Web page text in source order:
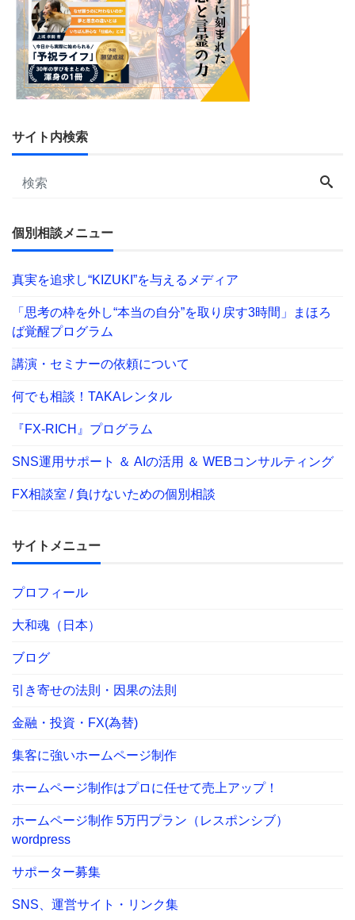
サイト内検索
個別相談メニュー
真実を追求し“KIZUKI”を与えるメディア
「思考の枠を外し“本当の自分”を取り戻す3時間」まほろ
ば覚醒プログラム
講演・セミナーの依頼について
何でも相談！TAKAレンタル
『FX-RICH』プログラム
SNS運用サポート ＆ AIの活用 ＆ WEBコンサルティング
FX相談室 / 負けないための個別相談
サイトメニュー
プロフィール
大和魂（日本）
ブログ
引き寄せの法則・因果の法則
金融・投資・FX(為替)
集客に強いホームページ制作
ホームページ制作はプロに任せて売上アップ！
ホームページ制作 5万円プラン（レスポンシブ）
wordpress
サポーター募集
SNS、運営サイト・リンク集